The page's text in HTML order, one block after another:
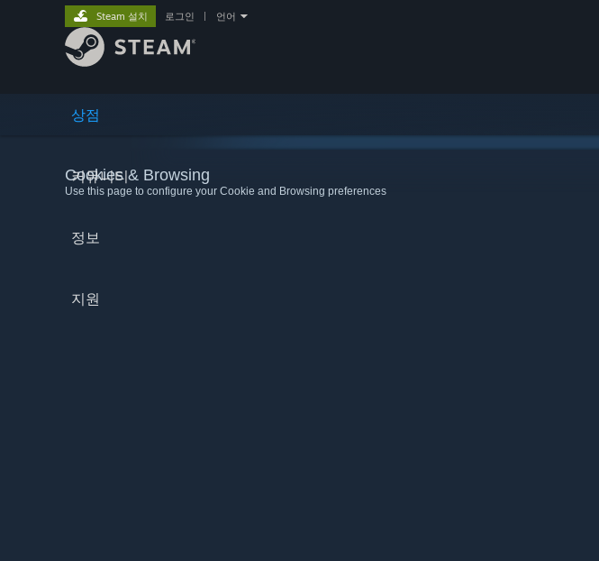
상점
커뮤니티
정보
지원
Steam 설치 로그인 언어
Cookies & Browsing
Use this page to configure your Cookie and Browsing preferences